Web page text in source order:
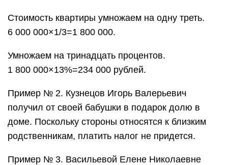
Стоимость квартиры умножаем на одну треть.
6 000 000×1/3=1 800 000.
Умножаем на тринадцать процентов.
1 800 000×13%=234 000 рублей.
Пример № 2. Кузнецов Игорь Валерьевич
получил от своей бабушки в подарок долю в
доме. Поскольку стороны относятся к близким
родственникам, платить налог не придется.
Пример № 3. Васильевой Елене Николаевне